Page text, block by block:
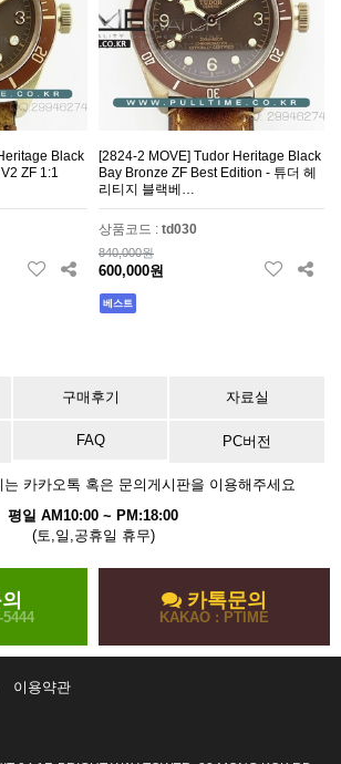
Black
ZF 1:1
[2824-2 MOVE] Tudor Heritage Black
Bay Bronze ZF Best Edition - 튜더 헤
리티지 블랙베…
상품코드 : td030
840,000원
600,000원
베스트
구매후기 자료실
FAQ PC버전
카카오톡 혹은 문의게시판을 이용해주세요
평일 AM10:00 ~ PM:18:00
(토,일,공휴일 휴무)
5444
카톡문의
KAKAO : PTIME
이용약관